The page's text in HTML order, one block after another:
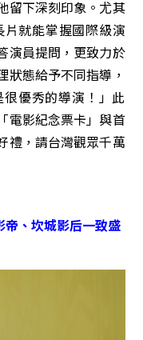
留下深刻印象。尤其
就能掌握國際級演
演員提問，更致力於
狀態給予不同指導，
優秀的導演！」此
電影紀念票卡」與首
禮，請台灣觀眾千萬
帝、坎城影后一致盛